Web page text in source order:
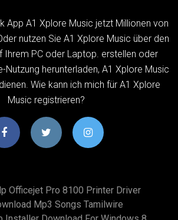
App A1 Xplore Music jetzt Millionen von
nutzen Sie A1 Xplore Music über den
Ihrem PC oder Laptop. erstellen oder
Nutzung herunterladen, A1 Xplore Music
Wie kann ich mich für A1 Xplore
Music registrieren?
Officejet Pro 8100 Printer Driver
Mp3 Songs Tamilwire